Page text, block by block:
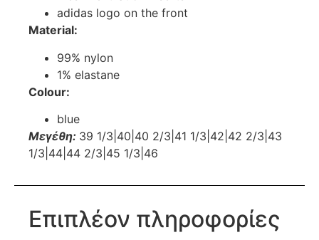
adidas logo on the front
Material:
99% nylon
1% elastane
Colour:
blue
Μεγέθη: 39 1/3|40|40 2/3|41 1/3|42|42 2/3|43
1/3|44|44 2/3|45 1/3|46
Επιπλέον πληροφορίες